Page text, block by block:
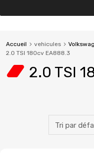
Accueil vehicules
2.0 TSI 180cv EA888.3
2.0 TSI